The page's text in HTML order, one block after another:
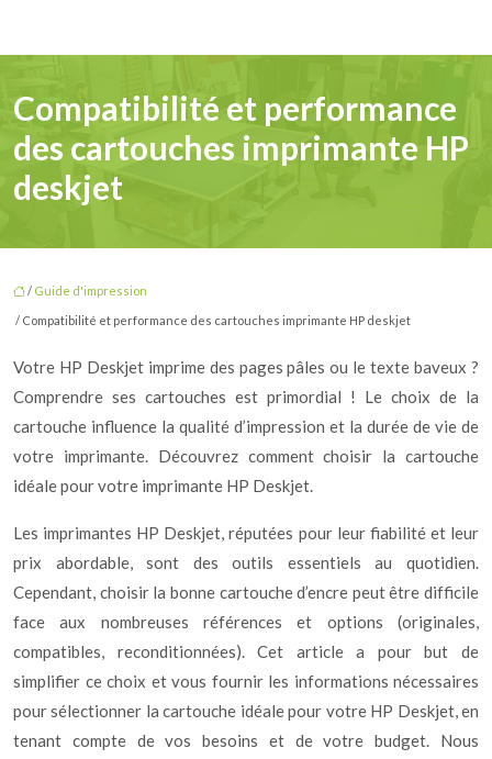
Compatibilité et performance
des cartouches imprimante HP
deskjet
/ Guide d'impression
/ Compatibilité et performance des cartouches imprimante HP deskjet
Votre HP Deskjet imprime des pages pâles ou le texte baveux ?
Comprendre ses cartouches est primordial ! Le choix de la
cartouche influence la qualité d’impression et la durée de vie de
votre imprimante. Découvrez comment choisir la cartouche
idéale pour votre imprimante HP Deskjet.
Les imprimantes HP Deskjet, réputées pour leur fiabilité et leur
prix abordable, sont des outils essentiels au quotidien.
Cependant, choisir la bonne cartouche d’encre peut être difficile
face aux nombreuses références et options (originales,
compatibles, reconditionnées). Cet article a pour but de
simplifier ce choix et vous fournir les informations nécessaires
pour sélectionner la cartouche idéale pour votre HP Deskjet, en
tenant compte de vos besoins et de votre budget. Nous